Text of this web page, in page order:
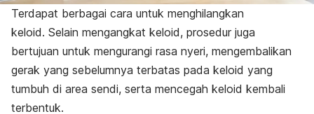
Terdapat berbagai cara untuk menghilangkan
keloid. Selain mengangkat keloid, prosedur juga
bertujuan untuk mengurangi rasa nyeri, mengembalikan
gerak yang sebelumnya terbatas pada keloid yang
tumbuh di area sendi, serta mencegah keloid kembali
terbentuk.